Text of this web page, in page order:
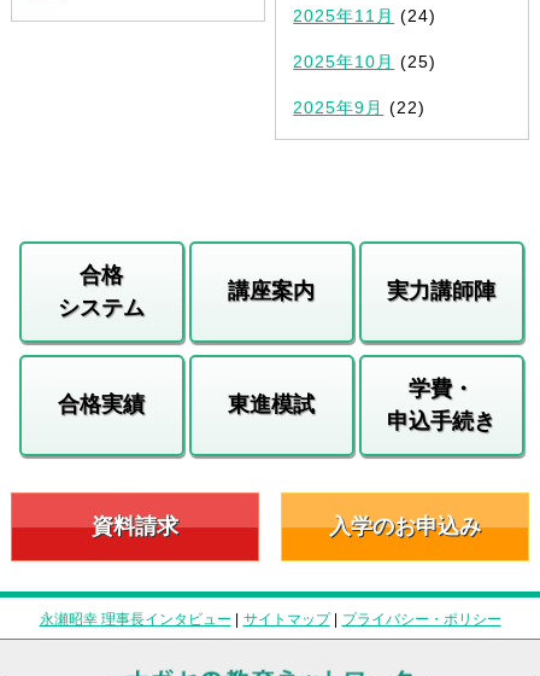
2025年11月 (24)
2025年10月 (25)
2025年9月 (22)
合格
システム
講座案内 実力講師陣
合格実績 東進模試
学費・
申込手続き
資料請求 入学のお申込み
永瀬昭幸 理事長インタビュー | サイトマップ| プライバシー・ポリシー